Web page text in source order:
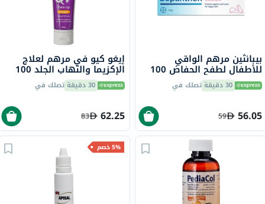
بيبانثين مرهم الواقي
للأطفال لطفح الحفاض 100
جرام 30 دقيقة تصلك في
56.05
59
إيغو كيو في مرهم لعلاج
الإكزيما والتهاب الجلد 100
جرام 30 دقيقة تصلك في
62.25
83
5% خصم